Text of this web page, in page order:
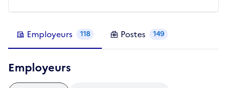
Employeurs 118 Postes 149
Employeurs